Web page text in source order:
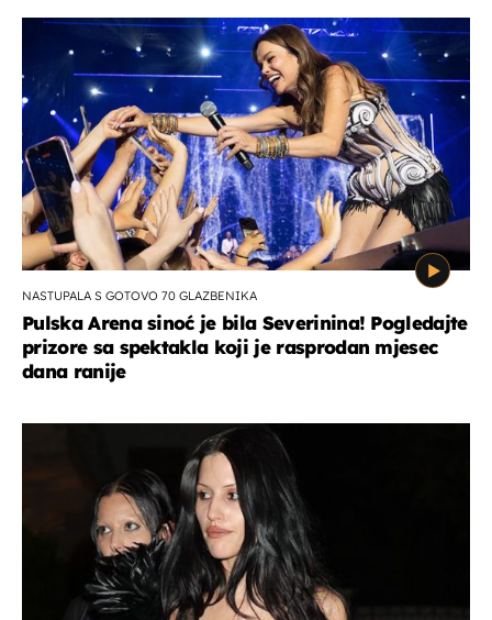
NASTUPALA S GOTOVO 70 GLAZBENIKA
Pulska Arena sinoć je bila Severinina! Pogledajte
prizore sa spektakla koji je rasprodan mjesec
dana ranije